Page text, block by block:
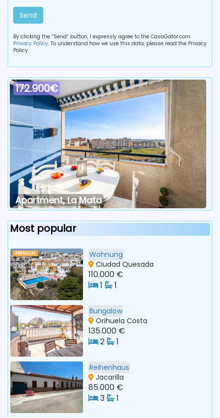
Send
By clicking the “Send” button, I expressly agree to the CasaGator.com
Privacy Policy. To understand how we use this data, please read the Privacy
Policy.
172.900€
Apartment, La Mata
Most popular
PREMIUM
Wohnung
Ciudad Quesada
110.000 €
1
1
Bungalow
Orihuela Costa
135.000 €
2
1
Reihenhaus
Jacarilla
85.000 €
3
1